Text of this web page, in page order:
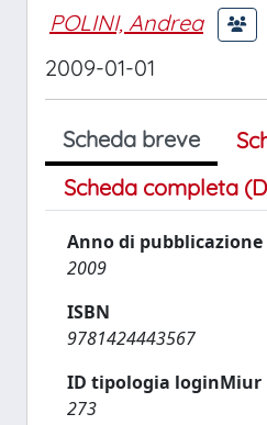
POLINI, Andrea
2009-01-01
Scheda breve
Scheda completa
Anno di pubblicazione
2009
ISBN
9781424443567
ID tipologia loginMiur
273